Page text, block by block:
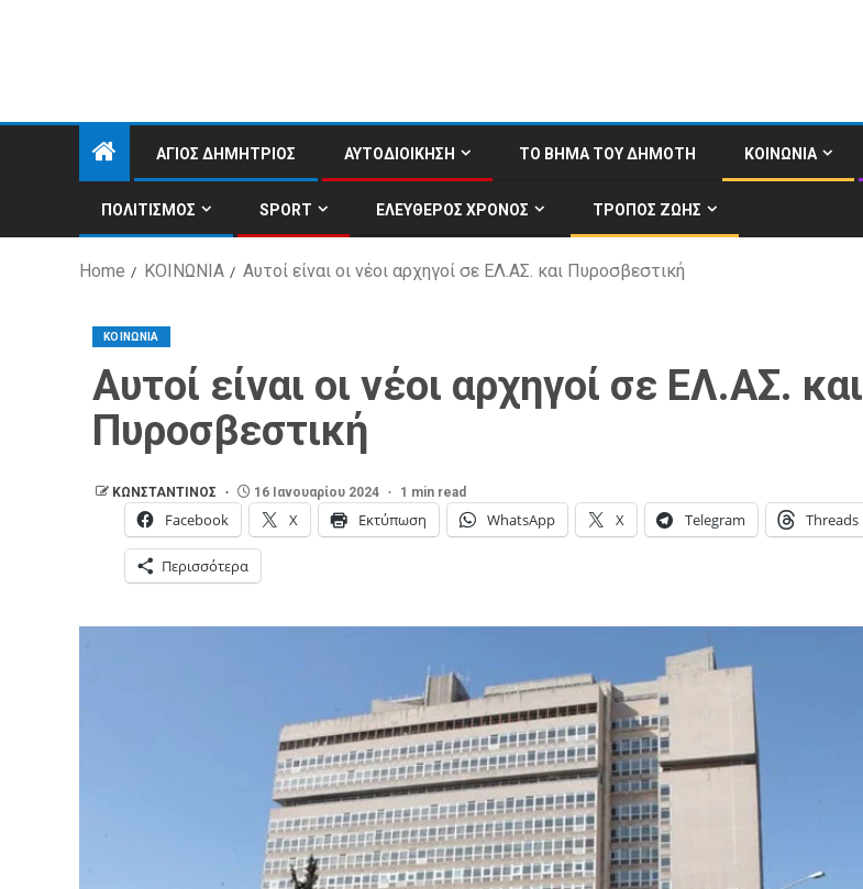
ΑΓΙΟΣ ΔΗΜΗΤΡΙΟΣ ΑΥΤΟΔΙΟΙΚΗΣΗ ΤΟ ΒΗΜΑ ΤΟΥ ΔΗΜΟΤΗ ΚΟΙΝΩΝΙΑ
ΠΟΛΙΤΙΣΜΟΣ SPORT ΕΛΕΥΘΕΡΟΣ ΧΡΟΝΟΣ ΤΡΟΠΟΣ ΖΩΗΣ
Home ΚΟΙΝΩΝΙΑ Αυτοί είναι οι νέοι αρχηγοί σε ΕΛ.ΑΣ. και Πυροσβεστική
ΚΟΙΝΩΝΙΑ
Αυτοί είναι οι νέοι αρχηγοί σε ΕΛ.ΑΣ. και
Πυροσβεστική
ΚΩΝΣΤΑΝΤΙΝΟΣ 16 Ιανουαρίου 2024 1 min read
Facebook X Εκτύπωση WhatsApp X Telegram Threads
Περισσότερα